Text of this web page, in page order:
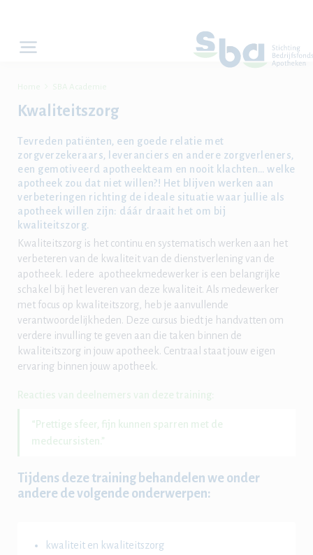
Home SBA Academie
Kwaliteitszorg
Tevreden patiënten, een goede relatie met
zorgverzekeraars, leveranciers en andere zorgverleners,
een gemotiveerd apotheekteam en nooit klachten… welke
apotheek zou dat niet willen?! Het blijven werken aan
verbeteringen richting de ideale situatie waar jullie als
apotheek willen zijn: dáár draait het om bij
kwaliteitszorg.
Kwaliteitszorg is het continu en systematisch werken aan het
verbeteren van de kwaliteit van de dienstverlening van de
apotheek. Iedere apotheekmedewerker is een belangrijke
schakel bij het leveren van deze kwaliteit. Als medewerker
met focus op kwaliteitszorg, heb je aanvullende
verantwoordelijkheden. Deze cursus biedt je handvatten om
verdere invulling te geven aan die taken binnen de
kwaliteitszorg in jouw apotheek. Centraal staat jouw eigen
ervaring binnen jouw apotheek.
Reacties van deelnemers van deze training:
“Prettige sfeer, fijn kunnen sparren met de
medecursisten.”
Tijdens deze training behandelen we onder
andere de volgende onderwerpen:
kwaliteit en kwaliteitszorg